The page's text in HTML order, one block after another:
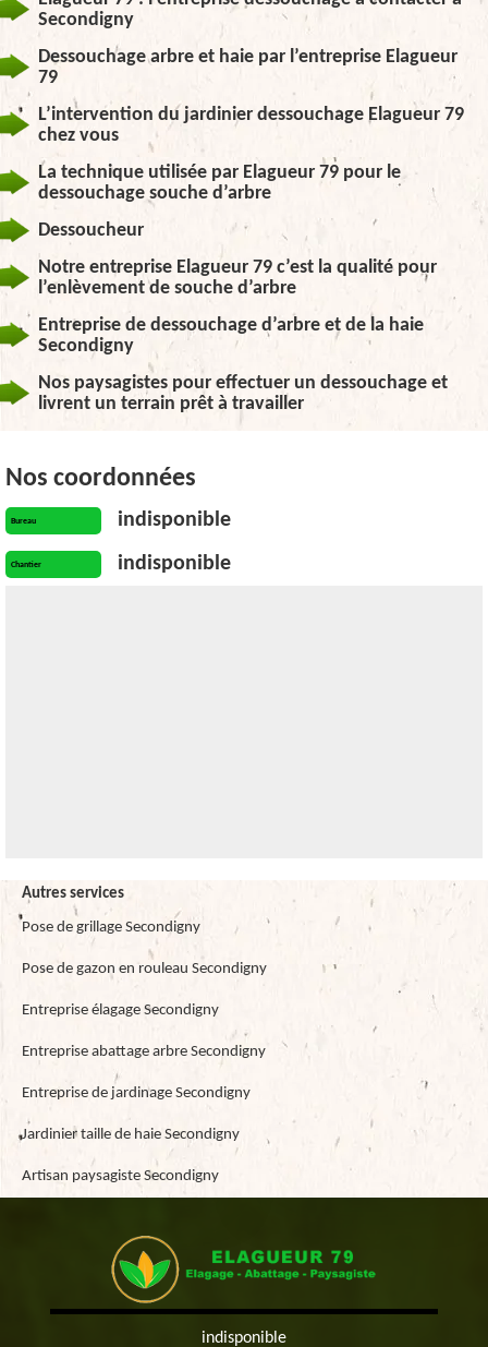
Secondigny
Dessouchage arbre et haie par l’entreprise Elagueur
79
L’intervention du jardinier dessouchage Elagueur 79
chez vous
La technique utilisée par Elagueur 79 pour le
dessouchage souche d’arbre
Dessoucheur
Notre entreprise Elagueur 79 c’est la qualité pour
l’enlèvement de souche d’arbre
Entreprise de dessouchage d’arbre et de la haie
Secondigny
Nos paysagistes pour effectuer un dessouchage et
livrent un terrain prêt à travailler
Nos coordonnées
Bureau indisponible
Chantier indisponible
Autres services
Pose de grillage Secondigny
Pose de gazon en rouleau Secondigny
Entreprise élagage Secondigny
Entreprise abattage arbre Secondigny
Entreprise de jardinage Secondigny
Jardinier taille de haie Secondigny
Artisan paysagiste Secondigny
indisponible